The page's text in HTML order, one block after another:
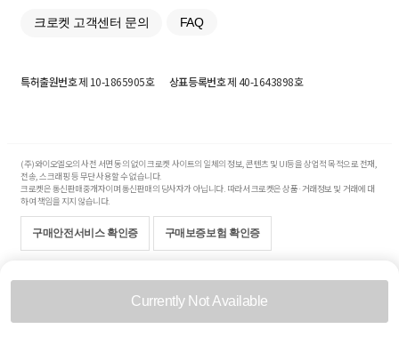
Currently Not Available
크로켓 고객센터 문의 FAQ
특허출원번호제 10-1865905호 상표등록번호제 40-1643898호
(주)와이오엘오의 사전 서면 동의 없이 크로켓 사이트의 일체의 정보, 콘텐츠 및 UI등을 상업적 목적으로 전재,
전송, 스크래핑 등 무단 사용할 수 없습니다.
크로켓은 통신판매중개자이며 통신판매의 당사자가 아닙니다. 따라서 크로켓은 상품·거래정보 및 거래에 대
하여 책임을 지지 않습니다.
구매안전서비스 확인증 구매보증보험 확인증